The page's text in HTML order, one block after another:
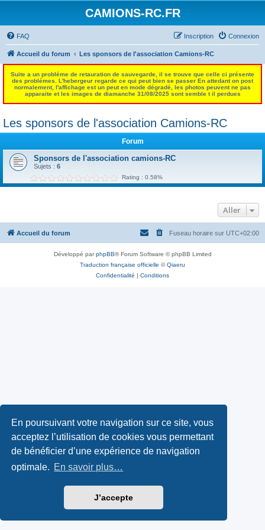
En poursuivant votre navigation sur ce site, vous
acceptez l’utilisation de cookies vous permettant
de bénéficier d’une expérience de navigation
optimale. En savoir plus…
J’accepte
CAMIONS-RC.FR
FAQ Connexion
Inscription
Accueil du forum Les sponsors de l'association Camions-RC
Suite a un probléme de retauration de sauvegarde, il se trouve que celle ci présente
des problémes. L'hebergeur regarde ce qui peut bien se passer En attedant on post
normalement, l'affichage est un peut en mode dégradé, les photos peuvent ne pas
apparaite et les images de diamanche 31/08/2025 sont semble t il perdues
Les sponsors de l'association Camions-RC
Forum
Sponsors de l'association camions-RC
Sujets : 6
Rating : 0.58%
Aller
Accueil du forum Fuseau horaire sur UTC+02:00
Développé parphpBB® Forum Software © phpBB Limited
Traduction française officielle ©Qiaeru
Confidentialité | Conditions